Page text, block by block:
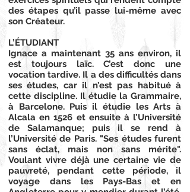
des étapes qu’il passe lui-même avec
son Créateur.
L’ÉTUDIANT
Ignace a maintenant 35 ans environ, il
est toujours laïc. C’est donc une
vocation tardive. Il a des difficultés dans
ses études, car il n’est pas habitué à
cette discipline. Il étudie la Grammaire,
à Barcelone. Puis il étudie les Arts à
Alcala en 1526 et ensuite à l’Université
de Salamanque; puis il se rend à
l’Université de Paris. "Ses études furent
sans éclat, mais non sans mérite".
Voulant vivre déjà une certaine vie de
pauvreté, pendant cette période, il
voyage dans les Pays-Bas et en